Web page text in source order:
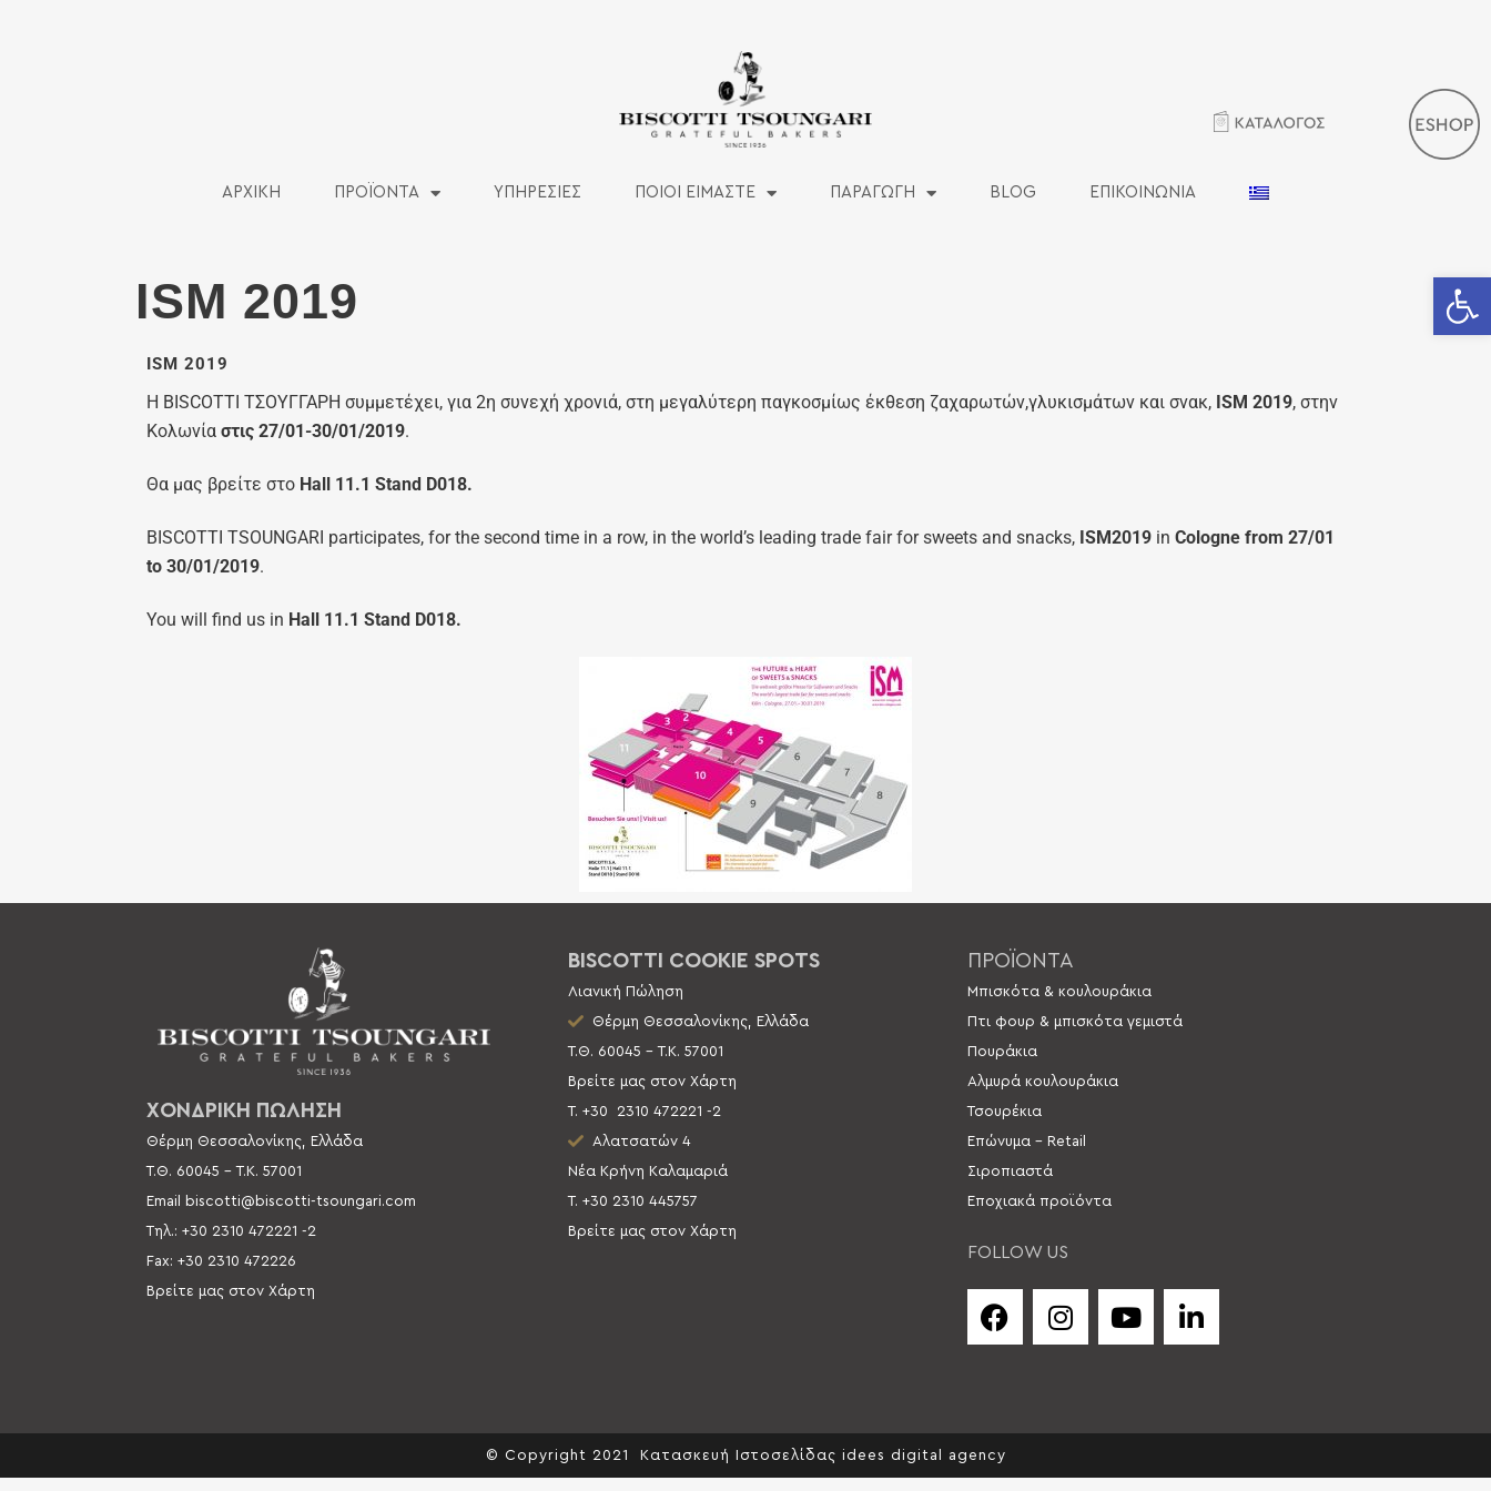
ΑΡΧΙΚΗ ΠΡΟΪΟΝΤΑ ΥΠΗΡΕΣΙΕΣ ΠΟΙΟΙ ΕΙΜΑΣΤΕ ΠΑΡΑΓΩΓΗ BLOG ΕΠΙΚΟΙΝΩΝΙΑ
ISM 2019
ISM 2019
Η BISCOTTI ΤΣΟΥΓΓΑΡΗ συμμετέχει, για 2η συνεχή χρονιά, στη μεγαλύτερη παγκοσμίως έκθεση ζαχαρωτών,γλυκισμάτων και σνακ, ISM 2019, στην
Κολωνία στις 27/01-30/01/2019.
Θα μας βρείτε στο Hall 11.1 Stand D018.
BISCOTTI TSOUNGARI participates, for the second time in a row, in the world’s leading trade fair for sweets and snacks, ISM2019 in Cologne from 27/01
to 30/01/2019.
You will find us in Hall 11.1 Stand D018.
ΧΟΝΔΡΙΚΗ ΠΩΛΗΣΗ
Θέρμη Θεσσαλονίκης, Ελλάδα
Τ.Θ. 60045 –Τ.Κ. 57001
Email biscotti@biscotti-tsoungari.com
Τηλ.: +30 2310 472221 -2
Fax: +30 2310 472226
Βρείτε μας στον Χάρτη
BISCOTTI COOKIE SPOTS
Λιανική Πώληση
Θέρμη Θεσσαλονίκης, Ελλάδα
Τ.Θ. 60045 – Τ.Κ. 57001
Βρείτε μας στον Χάρτη
Τ. +30
2310 472221 -2
Αλατσατών 4
Νέα Κρήνη Καλαμαριά
Τ. +30 2310 445757
Βρείτε μας στον Χάρτη
ΠΡΟΪΟΝΤΑ
Μπισκότα & κουλουράκια
Πτι φουρ & μπισκότα γεμιστά
Πουράκια
Αλμυρά κουλουράκια
Τσουρέκια
Επώνυμα – Retail
Σιροπιαστά
Εποχιακά προϊόντα
FOLLOW US
© Copyright 2021 Κατασκευή Ιστοσελίδας idees digital agency